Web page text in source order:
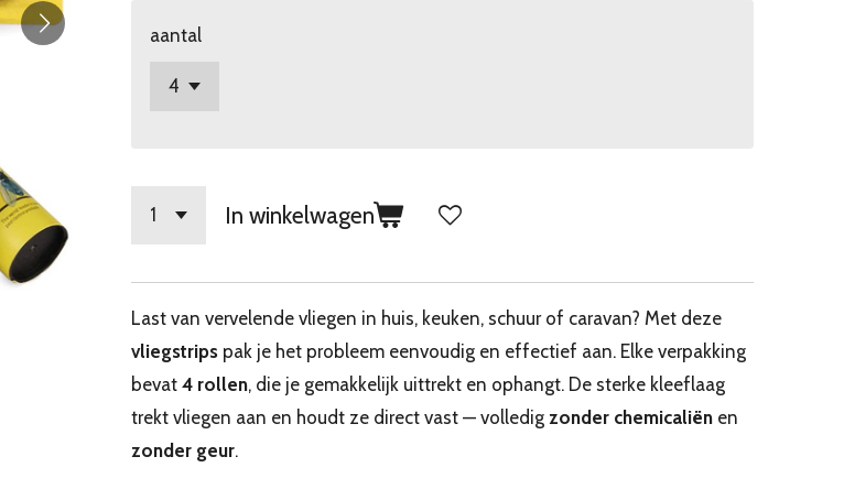
aantal
In winkelwagen
Last van vervelende vliegen in huis, keuken, schuur of caravan? Met deze
vliegstrips pak je het probleem eenvoudig en effectief aan. Elke verpakking
bevat 4 rollen, die je gemakkelijk uittrekt en ophangt. De sterke kleeflaag
trekt vliegen aan en houdt ze direct vast — volledig zonder chemicaliën en
zonder geur.